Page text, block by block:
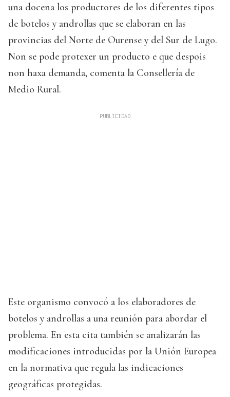
una docena los productores de los diferentes tipos
de botelos y androllas que se elaboran en las
provincias del Norte de Ourense y del Sur de Lugo.
Non se pode protexer un producto e que despois
non haxa demanda, comenta la Consellería de
Medio Rural.
Este organismo convocó a los elaboradores de
botelos y androllas a una reunión para abordar el
problema. En esta cita también se analizarán las
modificaciones introducidas por la Unión Europea
en la normativa que regula las indicaciones
geográficas protegidas.